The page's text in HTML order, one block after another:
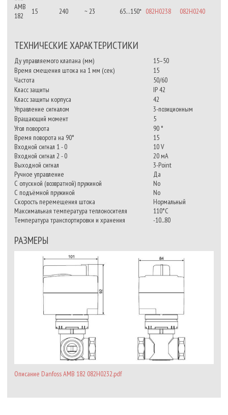
AMB
182
15 240 ~ 23 65…150* 082H0238 082H0240
ТЕХНИЧЕСКИЕ ХАРАКТЕРИСТИКИ
Ду управляемого клапана (мм)
15–50
Время смещения штока на 1 мм (сек)
15
Частота
50/60
Класс защиты
IP 42
Класс защиты корпуса
42
Управление сигналом
3-позиционным
Вращающий момент
5
Угол поворота
90 °
Время поворота на 90°
15
Входной сигнал 1 - 0
10 V
Входной сигнал 2 - 0
20 мА
Выходной сигнал
3-Point
Ручное управление
Да
С опускной (возвратной) пружиной
No
С подъёмной пружиной
No
Скорость перемещения штока
Нормальный
Максимальная температура теплоносителя
110°С
Температура транспортировки и хранения
-10...80
РАЗМЕРЫ
Описание Danfoss AMB 182 082H0232.pdf